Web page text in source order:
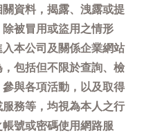
資料，揭露、洩露或提
被冒用或盜用之情形
本公司及關係企業網站
包括但不限於查詢、檢
與各項活動，以及取得
務等，均視為本人之行
號或密碼使用網路服